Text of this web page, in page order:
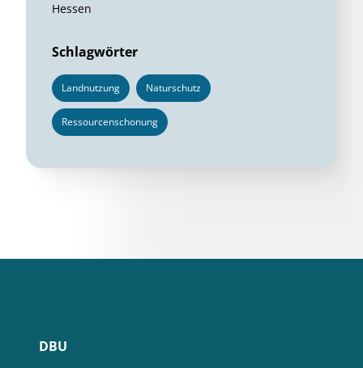
Hessen
Schlagwörter
Landnutzung Naturschutz
Ressourcenschonung
DBU